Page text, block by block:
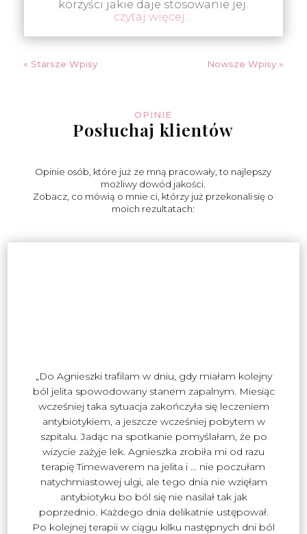
korzyści jakie daje stosowanie jej.
czytaj więcej…
« Starsze Wpisy Nowsze Wpisy »
OPINIE
Posłuchaj klientów
Opinie osób, które już ze mną pracowały, to najlepszy
możliwy dowód jakości.
Zobacz, co mówią o mnie ci, którzy już przekonali się o
moich rezultatach:
„Do Agnieszki trafilam w dniu, gdy miałam kolejny
ból jelita spowodowany stanem zapalnym. Miesiąc
wcześniej taka sytuacja zakończyła się leczeniem
antybiotykiem, a jeszcze wcześniej pobytem w
szpitalu. Jadąc na spotkanie pomyślałam, że po
wizycie zażyje lek. Agnieszka zrobiła mi od razu
terapię Timewaverem na jelita i … nie poczułam
natychmiastowej ulgi, ale tego dnia nie wzięłam
antybiotyku bo ból się nie nasilał tak jak
poprzednio. Każdego dnia delikatnie ustępował.
Po kolejnej terapii w ciągu kilku następnych dni ból